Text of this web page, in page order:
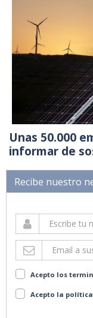
Unas 50.000
informar de
Recibe nuestro
Acepto los
Acepto la